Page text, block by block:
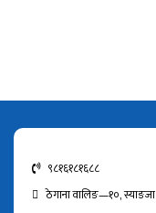
९८१६१८१६८८
ठेगाना वालिङ—१०, स्याङजा